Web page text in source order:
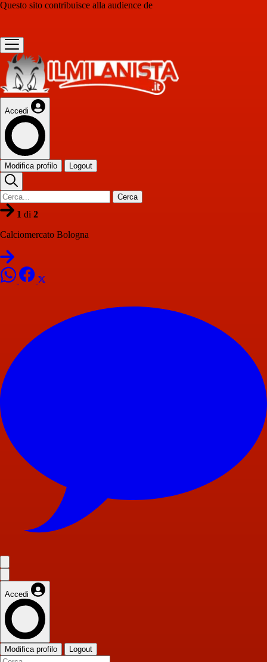
Questo sito contribuisce alla audience de
Accedi
Modifica profilo Logout
Cerca
1 di 2
Calciomercato Bologna
Accedi
Modifica profilo Logout